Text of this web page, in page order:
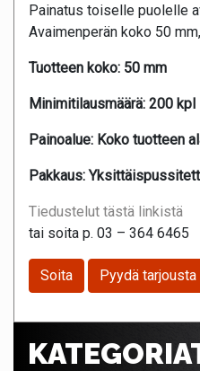
Painatus toiselle puolelle
Avaimenperän koko 50
Tuotteen koko: 50 mm
Minimitilausmäärä: 200 kpl
Painoalue: Koko tuotteen
Pakkaus:
Tiedustelut tästä linkistä
tai soita p. 03 – 364 6465
Soita Pyydä tarjousta